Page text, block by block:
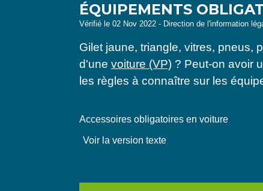
ÉQUIPEMENTS
Vérifié le 02 Nov 2022 - Direction de l'information
Gilet jaune, triangle, vitres, pneus,
d'une voiture (VP) ? Peut-on avoir
les règles à connaître sur les
Accessoires obligatoires en voiture
Voir la version texte